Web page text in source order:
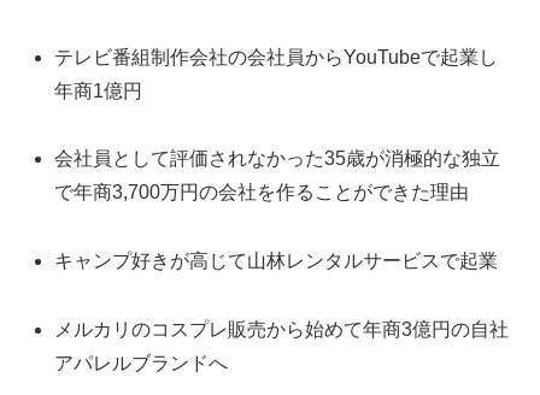
テレビ番組制作会社の会社員からYouTubeで起業し
年商1億円
会社員として評価されなかった35歳が消極的な独立
で年商3,700万円の会社を作ることができた理由
キャンプ好きが高じて山林レンタルサービスで起業
メルカリのコスプレ販売から始めて年商3億円の自社
アパレルブランドへ